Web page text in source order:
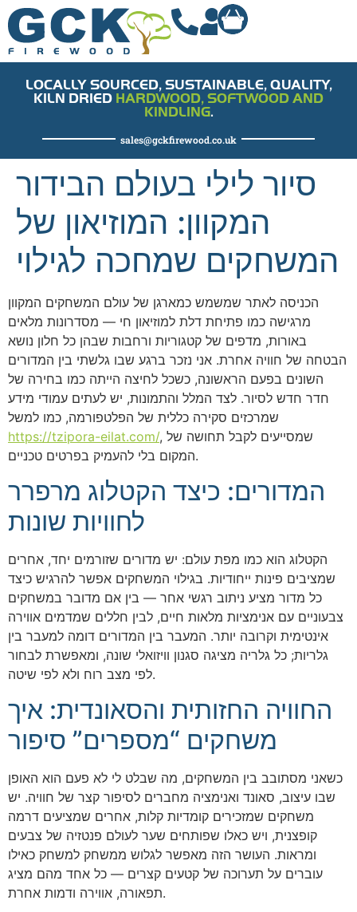
LOCALLY SOURCED, SUSTAINABLE, QUALITY,
KILN DRIED HARDWOOD, SOFTWOOD AND
KINDLING.
sales@gckfirewood.co.uk
סיור לילי בעולם הבידור
המקוון: המוזיאון של
המשחקים שמחכה לגילוי
הכניסה לאתר שמשמש כמארגן של עולם המשחקים המקוון
מרגישה כמו פתיחת דלת למוזיאון חי — מסדרונות מלאים
באורות, מדפים של קטגוריות ורחבות שבהן כל חלון נושא
הבטחה של חוויה אחרת. אני נזכר ברגע שבו גלשתי בין המדורים
השונים בפעם הראשונה, כשכל לחיצה הייתה כמו בחירה של
חדר חדש לסיור. לצד המלל והתמונות, יש לעתים עמודי מידע
שמרכזים סקירה כללית של הפלטפורמה, כמו למשל
https://tzipora-eilat.com/, שמסייעים לקבל תחושה של
המקום בלי להעמיק בפרטים טכניים.
המדורים: כיצד הקטלוג מרפרר
לחוויות שונות
הקטלוג הוא כמו מפת עולם: יש מדורים שזורמים יחד, אחרים
שמציבים פינות ייחודיות. בגילוי המשחקים אפשר להרגיש כיצד
כל מדור מציע ניתוב רגשי אחר — בין אם מדובר במשחקים
צבעוניים עם אנימציות מלאות חיים, לבין חללים שמדמים אווירה
אינטימית וקרובה יותר. המעבר בין המדורים דומה למעבר בין
גלריות; כל גלריה מציגה סגנון וויזואלי שונה, ומאפשרת לבחור
לפי מצב רוח ולא לפי שיטה.
החוויה החזותית והסאונדית: איך
משחקים “מספרים” סיפור
כשאני מסתובב בין המשחקים, מה שבלט לי לא פעם הוא האופן
שבו עיצוב, סאונד ואנימציה מחברים לסיפור קצר של חוויה. יש
משחקים שמזכירים קומדיות קלות, אחרים שמציעים דרמה
קופצנית, ויש כאלו שפותחים שער לעולם פנטזיה של צבעים
ומראות. העושר הזה מאפשר לגלוש ממשחק למשחק כאילו
עוברים על תערוכה של קטעים קצרים — כל אחד מהם מציג
תפאורה, אווירה ודמות אחרת.